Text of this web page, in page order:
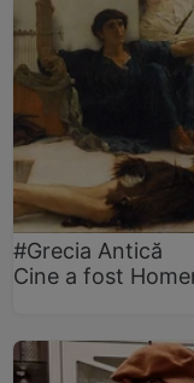
#Grecia Antică
Cine a fost